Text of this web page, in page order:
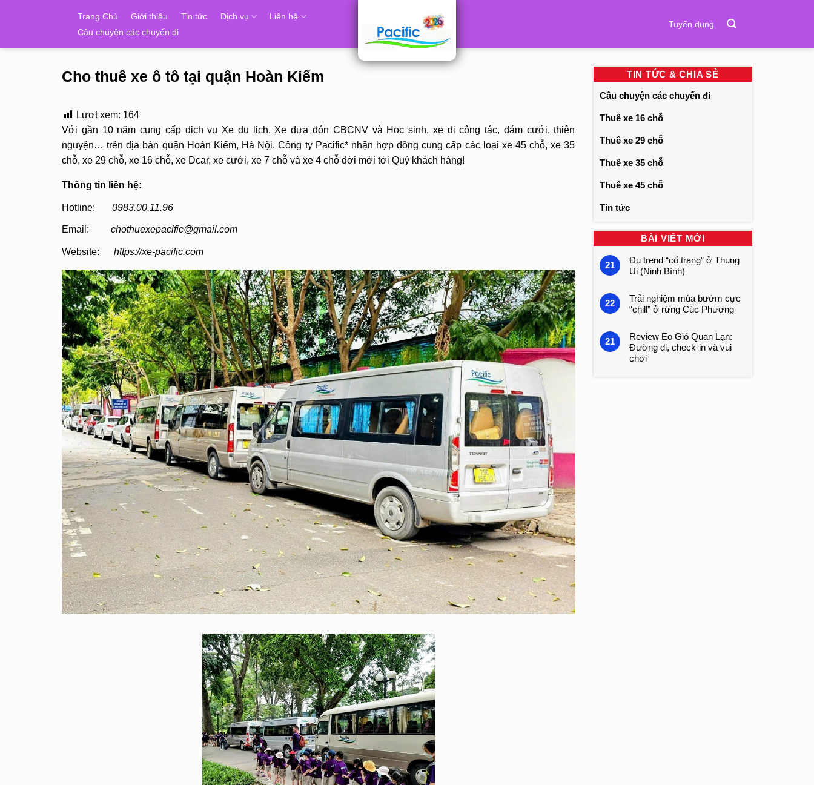
Trang Chủ Giới thiệu Tin tức Dịch vụ
Liên hệ
Câu chuyện các chuyến đi
Tuyển dụng
Cho thuê xe ô tô tại quận Hoàn Kiếm
Lượt xem: 164
Với gần 10 năm cung cấp dịch vụ Xe du lịch, Xe đưa đón CBCNV và Học sinh, xe đi công tác, đám cưới, thiện
nguyện… trên địa bàn quận Hoàn Kiếm, Hà Nội. Công ty Pacific* nhận hợp đồng cung cấp các loại xe 45 chỗ, xe 35
chỗ, xe 29 chỗ, xe 16 chỗ, xe Dcar, xe cưới, xe 7 chỗ và xe 4 chỗ đời mới tới Quý khách hàng!
Thông tin liên hệ:
Hotline: 0983.00.11.96
Email: chothuexepacific@gmail.com
Website: https://xe-pacific.com
TIN TỨC & CHIA SẺ
Câu chuyện các chuyến đi
Thuê xe 16 chỗ
Thuê xe 29 chỗ
Thuê xe 35 chỗ
Thuê xe 45 chỗ
Tin tức
BÀI VIẾT MỚI
21
Đu trend “cổ trang” ở Thung
Ui (Ninh Bình)
22
Trải nghiệm mùa bướm cực
“chill” ở rừng Cúc Phương
21
Review Eo Gió Quan Lạn:
Đường đi, check-in và vui
chơi